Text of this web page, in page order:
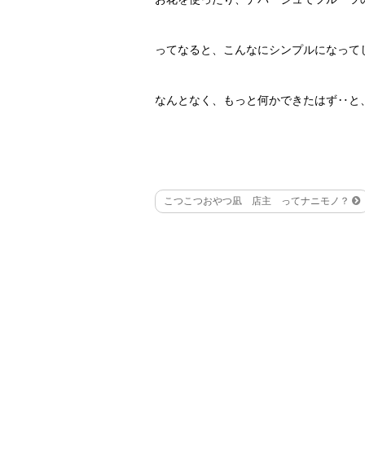
ってなると、こんなにシンプルになっ
なんとなく、もっと何かできたはず‥と
こつこつおやつ凪 店主 ってナニモノ？